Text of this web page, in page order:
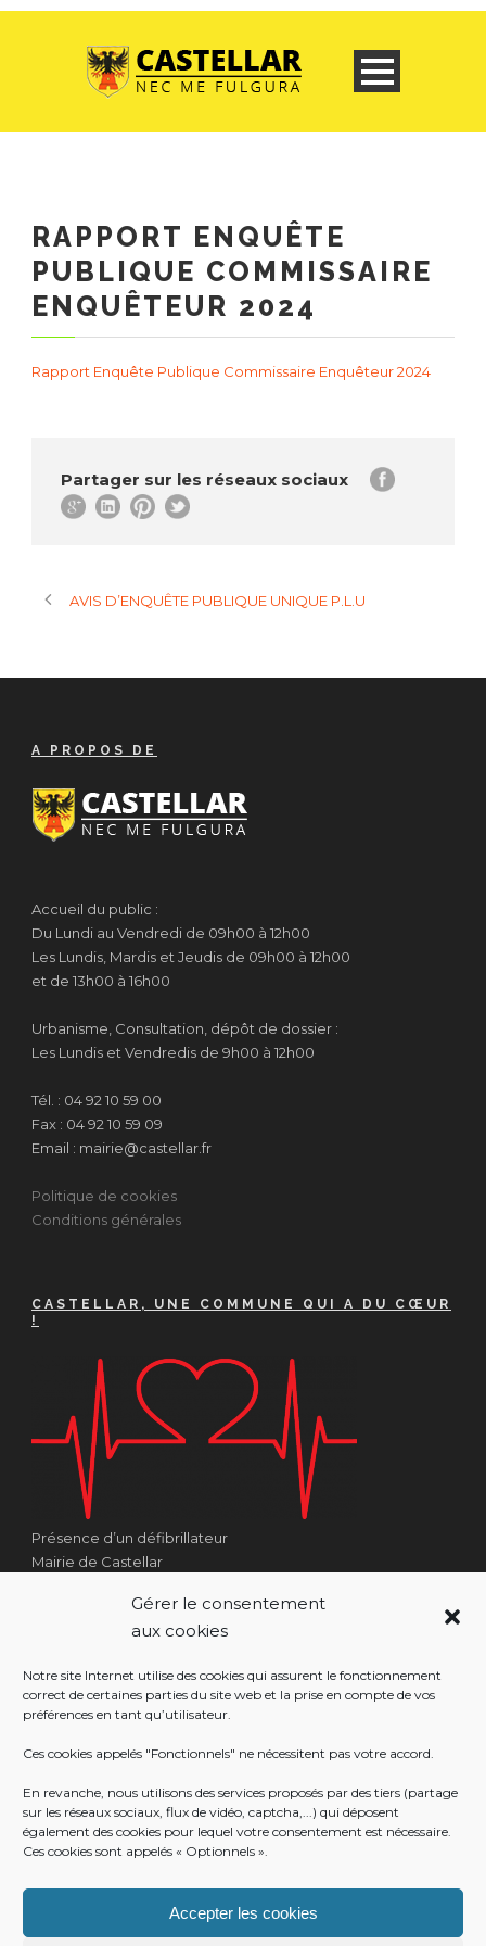
Gérer le consentement
aux cookies
Notre site Internet utilise des cookies qui assurent le fonctionnement
correct de certaines parties du site web et la prise en compte de vos
préférences en tant qu’utilisateur.
Ces cookies appelés "Fonctionnels" ne nécessitent pas votre accord.
En revanche, nous utilisons des services proposés par des tiers (partage
sur les réseaux sociaux, flux de vidéo, captcha,...) qui déposent
également des cookies pour lequel votre consentement est nécessaire.
Ces cookies sont appelés « Optionnels ».
Accepter les cookies
RAPPORT ENQUÊTE
PUBLIQUE COMMISSAIRE
ENQUÊTEUR 2024
Rapport Enquête Publique Commissaire Enquêteur 2024
Partager sur les réseaux sociaux
AVIS D’ENQUÊTE PUBLIQUE UNIQUE P.L.U
A PROPOS DE
Accueil du public :
Du Lundi au Vendredi de 09h00 à 12h00
Les Lundis, Mardis et Jeudis de 09h00 à 12h00
et de 13h00 à 16h00
Urbanisme, Consultation, dépôt de dossier :
Les Lundis et Vendredis de 9h00 à 12h00
Tél. : 04 92 10 59 00
Fax : 04 92 10 59 09
Email : mairie@castellar.fr
Politique de cookies
Conditions générales
CASTELLAR, UNE COMMUNE QUI A DU CŒUR
!
Présence d’un défibrillateur
Mairie de Castellar
Côté Escalier Rue Sarrail
06500 Castellar
RÉALISATION